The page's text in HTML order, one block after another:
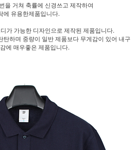
을 거쳐 축률에 신경쓰고 제작하여
에 유용한제품입니다.
가 가능한 디자인으로 제작된 제품입니다.
하며 중량이 일반 제품보다 무게감이 있어 내구
에 매우좋은 제품입니다.